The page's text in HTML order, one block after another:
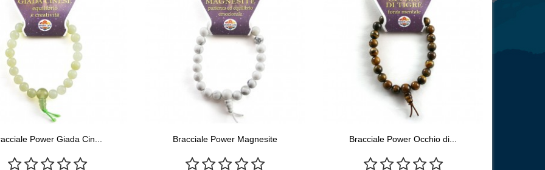
Power Giada Cin... Bracciale Power Magnesite Bracciale Power Occhio di...